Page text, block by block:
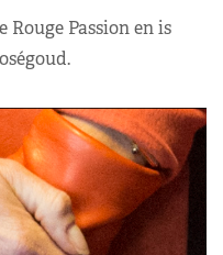
Passion en is